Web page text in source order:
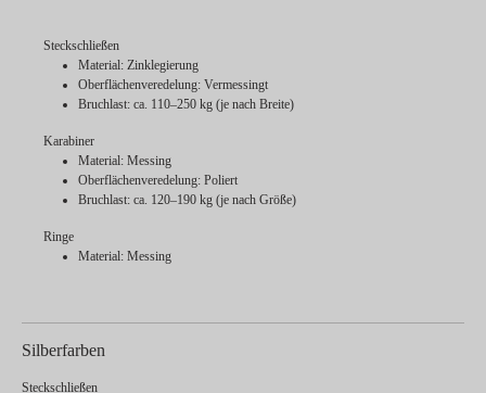
Steckschließen
Material: Zinklegierung
Oberflächenveredelung: Vermessingt
Bruchlast: ca. 110–250 kg (je nach Breite)
Karabiner
Material: Messing
Oberflächenveredelung: Poliert
Bruchlast: ca. 120–190 kg (je nach Größe)
Ringe
Material: Messing
Silberfarben
Steckschließen